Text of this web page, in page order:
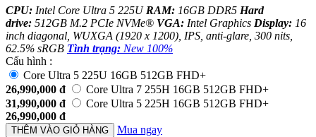
CPU: Intel Core Ultra 5 225U RAM: 16GB DDR5 Hard
drive: 512GB M.2 PCIe NVMe® VGA: Intel Graphics Display: 16
inch diagonal, WUXGA (1920 x 1200), IPS, anti-glare, 300 nits,
62.5% sRGB Tình trạng: New 100%
Cấu hình :
Core Ultra 5 225U 16GB 512GB FHD+
26,990,000 đ
Core Ultra 7 255H 16GB 512GB FHD+
31,990,000 đ
Core Ultra 5 225H 16GB 512GB FHD+
26,990,000 đ
THÊM VÀO GIỎ HÀNG
Mua ngay